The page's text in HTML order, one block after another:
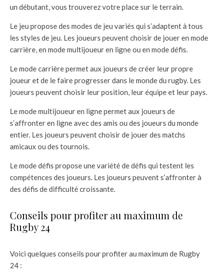
un débutant, vous trouverez votre place sur le terrain.
Le jeu propose des modes de jeu variés qui s’adaptent à tous
les styles de jeu. Les joueurs peuvent choisir de jouer en mode
carrière, en mode multijoueur en ligne ou en mode défis.
Le mode carrière permet aux joueurs de créer leur propre
joueur et de le faire progresser dans le monde du rugby. Les
joueurs peuvent choisir leur position, leur équipe et leur pays.
Le mode multijoueur en ligne permet aux joueurs de
s’affronter en ligne avec des amis ou des joueurs du monde
entier. Les joueurs peuvent choisir de jouer des matchs
amicaux ou des tournois.
Le mode défis propose une variété de défis qui testent les
compétences des joueurs. Les joueurs peuvent s’affronter à
des défis de difficulté croissante.
Conseils pour profiter au maximum de
Rugby 24
Voici quelques conseils pour profiter au maximum de Rugby
24 :